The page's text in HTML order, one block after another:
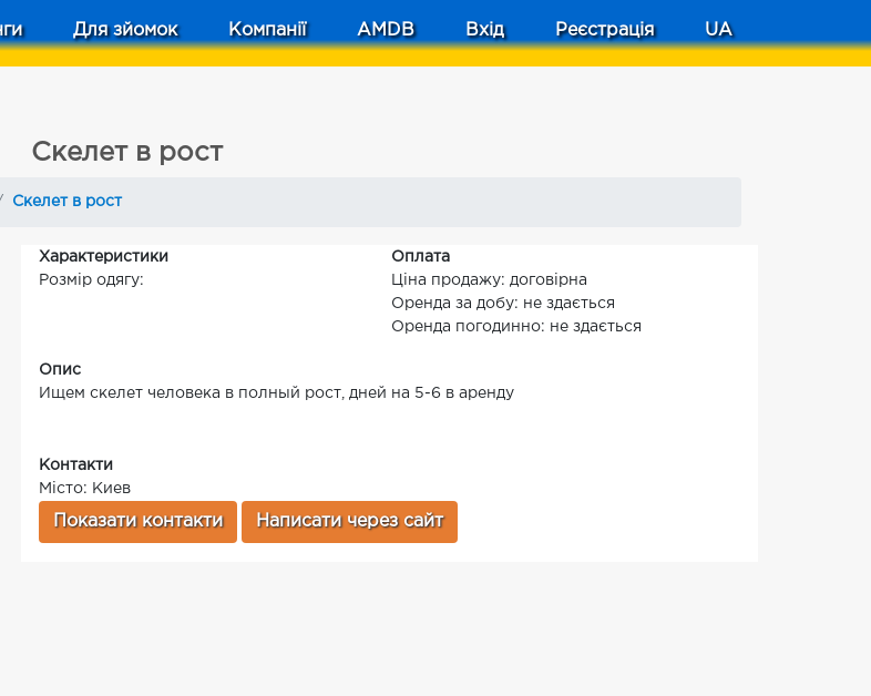
Для зйомок Компанії AMDB Вхід Реєстрація UA
Скелет в рост
Скелет в рост
Характеристики
Розмір одягу:
Оплата
Ціна продажу: договірна
Оренда за добу: не здається
Оренда погодинно: не здається
Опис
Ищем скелет человека в полный рост, дней на 5-6 в аренду
Контакти
Місто: Киев
Показати контакти Написати через сайт